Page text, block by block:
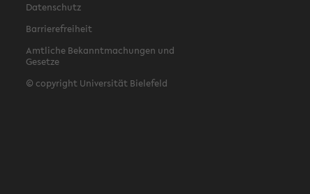
Datenschutz
Barrierefreiheit
Amtliche Bekanntmachungen und
Gesetze
© copyright Universität Bielefeld